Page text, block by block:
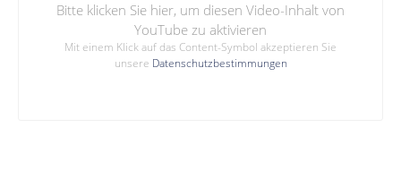
Bitte klicken Sie hier, um diesen Video-Inhalt von
YouTube zu aktivieren
Mit einem Klick auf das Content-Symbol akzeptieren Sie
unsere Datenschutzbestimmungen